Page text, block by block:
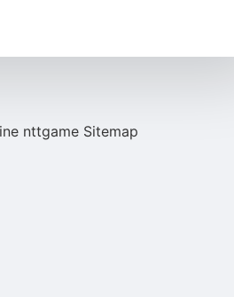
nttgame Sitemap